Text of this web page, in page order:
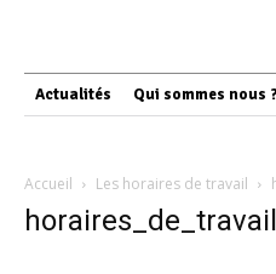
Actualités Qui sommes nous ?
Accueil Les horaires de travail
horaires_de_travail